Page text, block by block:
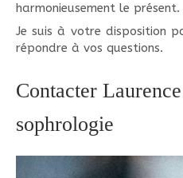
harmonieusement le présent.
Je suis à votre disposition
répondre à vos questions.
Contacter
sophrologie